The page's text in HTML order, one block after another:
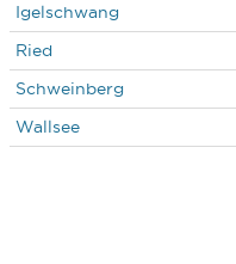
Igelschwang
Ried
Schweinberg
Wallsee